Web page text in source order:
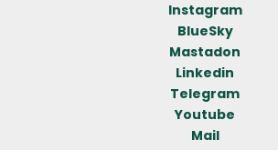
Instagram
BlueSky
Mastadon
Linkedin
Telegram
Youtube
Mail